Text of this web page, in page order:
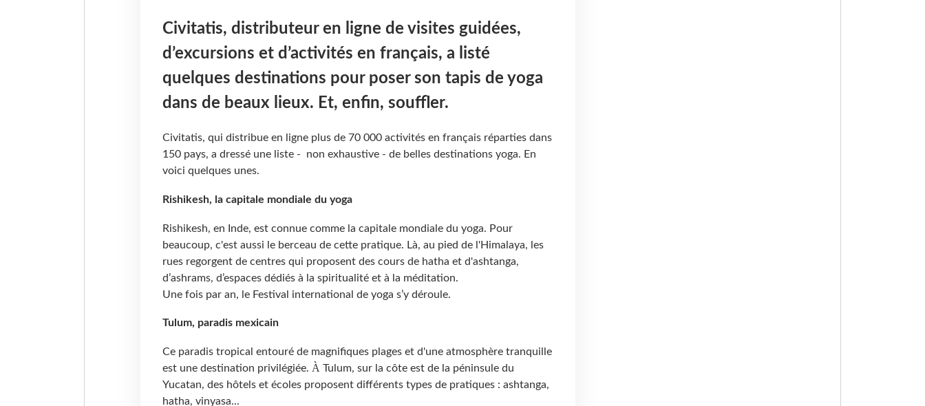
Civitatis, distributeur en ligne de visites guidées,
d’excursions et d’activités en français, a listé
quelques destinations pour poser son tapis de yoga
dans de beaux lieux. Et, enfin, souffler.
Civitatis, qui distribue en ligne plus de 70 000 activités en français réparties dans
150 pays, a dressé une liste - non exhaustive - de belles destinations yoga. En
voici quelques unes.
Rishikesh, la capitale mondiale du yoga
Rishikesh, en Inde, est connue comme la capitale mondiale du yoga. Pour
beaucoup, c'est aussi le berceau de cette pratique. Là, au pied de l'Himalaya, les
rues regorgent de centres qui proposent des cours de hatha et d'ashtanga,
d’ashrams, d’espaces dédiés à la spiritualité et à la méditation.
Une fois par an, le Festival international de yoga s’y déroule.
Tulum, paradis mexicain
Ce paradis tropical entouré de magnifiques plages et d'une atmosphère tranquille
est une destination privilégiée. ÀTulum, sur la côte est de la péninsule du
Yucatan, des hôtels et écoles proposent différents types de pratiques : ashtanga,
hatha, vinyasa...